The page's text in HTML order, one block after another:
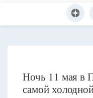
Ночь 11 мая в
самой